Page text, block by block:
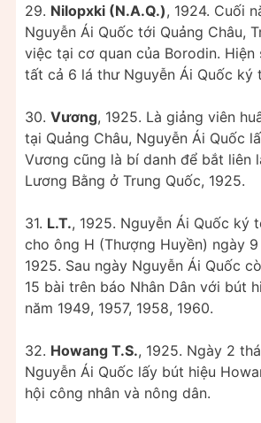
29. Nilopxki (N.A.Q.), 1924. Cuối
Nguyễn Ái Quốc tới Quảng Châu,
việc tại cơ quan của Borodin. Hiện
tất cả 6 lá thư Nguyễn Ái Quốc ký
30. Vương, 1925. Là giảng viên
tại Quảng Châu, Nguyễn Ái Quốc
Vương cũng là bí danh để bắt liên
Lương Bằng ở Trung Quốc, 1925.
31. L.T., 1925. Nguyễn Ái Quốc ký
cho ông H (Thượng Huyền) ngày
1925. Sau ngày Nguyễn Ái Quốc
15 bài trên báo Nhân Dân với bút
năm 1949, 1957, 1958, 1960.
32. Howang T.S., 1925. Ngày 2
Nguyễn Ái Quốc lấy bút hiệu
hội công nhân và nông dân.